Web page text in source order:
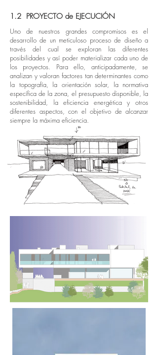
1.2 PROYECTO de EJECUCIÓN
Uno de nuestros grandes compromisos es el
desarrollo de un meticuloso proceso de diseño a
través del cual se exploran las diferentes
posibilidades y así poder materializar cada uno de
los proyectos. Para ello, anticipadamente, se
analizan y valoran factores tan determinantes como
la topografía, la orientación solar, la normativa
específica de la zona, el presupuesto disponible, la
sostenibilidad, la eficiencia energética y otros
diferentes aspectos, con el objetivo de alcanzar
siempre la máxima eficiencia.